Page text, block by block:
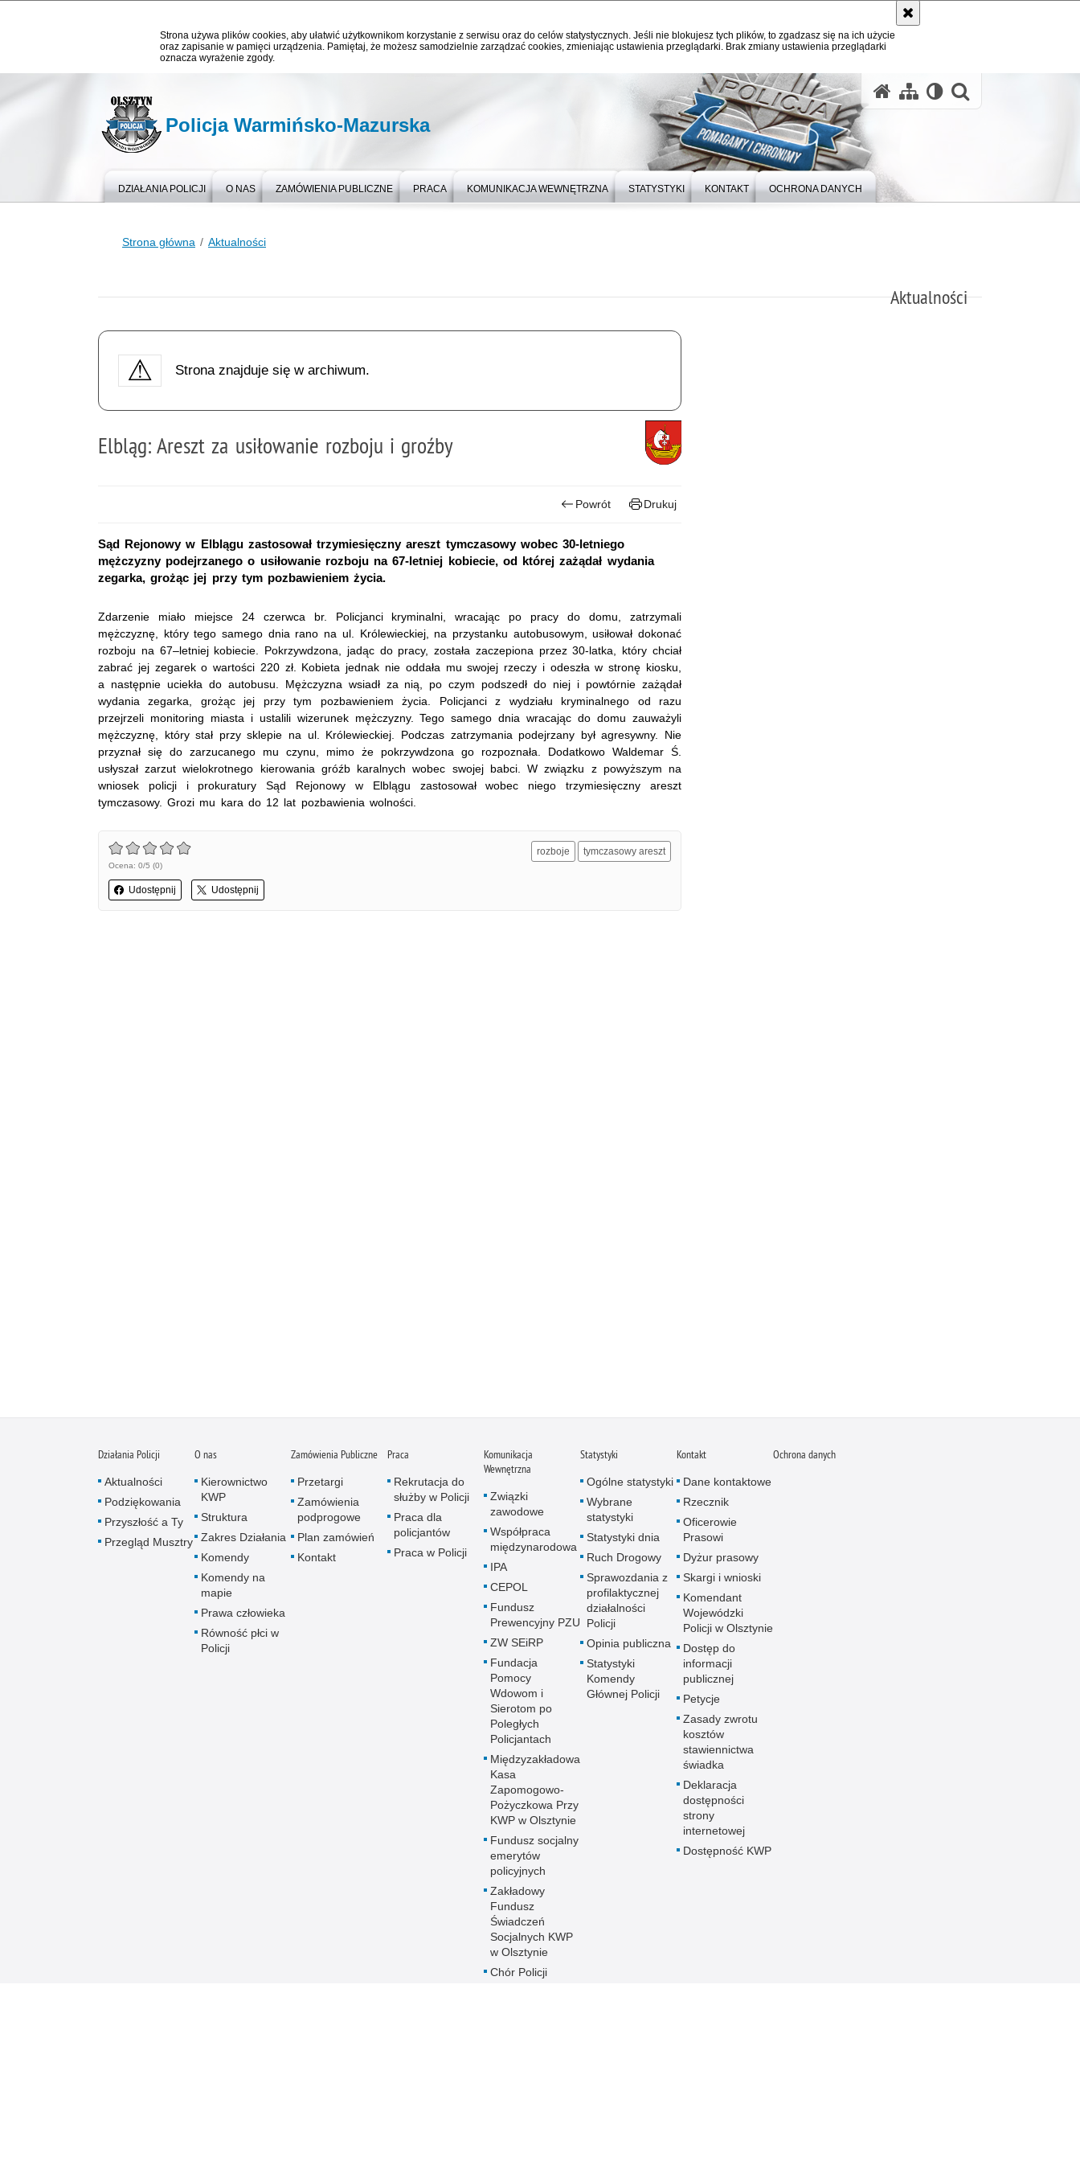
Strona używa plików cookies, aby ułatwić użytkownikom korzystanie z serwisu oraz do celów statystycznych. Jeśli nie blokujesz tych plików, to zgadzasz się na ich użycie
oraz zapisanie w pamięci urządzenia. Pamiętaj, że możesz samodzielnie zarządzać cookies, zmieniając ustawienia przeglądarki. Brak zmiany ustawienia przeglądarki
oznacza wyrażenie zgody.
Policja Warmińsko-Mazurska
DZIAŁANIA POLICJI O NAS ZAMÓWIENIA PUBLICZNE PRACA KOMUNIKACJA WEWNĘTRZNA STATYSTYKI KONTAKT OCHRONA DANYCH
Strona główna Aktualności
Aktualności
Strona znajduje się w archiwum.
Elbląg: Areszt za usiłowanie rozboju i groźby
Powrót Drukuj
Sąd Rejonowy w Elblągu zastosował trzymiesięczny areszt tymczasowy wobec 30-letniego
mężczyzny podejrzanego o usiłowanie rozboju na 67-letniej kobiecie, od której zażądał wydania
zegarka, grożąc jej przy tym pozbawieniem życia.
Zdarzenie miało miejsce 24 czerwca br. Policjanci kryminalni, wracając po pracy do domu, zatrzymali
mężczyznę, który tego samego dnia rano na ul. Królewieckiej, na przystanku autobusowym, usiłował dokonać
rozboju na 67–letniej kobiecie. Pokrzywdzona, jadąc do pracy, została zaczepiona przez 30-latka, który chciał
zabrać jej zegarek o wartości 220 zł. Kobieta jednak nie oddała mu swojej rzeczy i odeszła w stronę kiosku,
a następnie uciekła do autobusu. Mężczyzna wsiadł za nią, po czym podszedł do niej i powtórnie zażądał
wydania zegarka, grożąc jej przy tym pozbawieniem życia. Policjanci z wydziału kryminalnego od razu
przejrzeli monitoring miasta i ustalili wizerunek mężczyzny. Tego samego dnia wracając do domu zauważyli
mężczyznę, który stał przy sklepie na ul. Królewieckiej. Podczas zatrzymania podejrzany był agresywny. Nie
przyznał się do zarzucanego mu czynu, mimo że pokrzywdzona go rozpoznała. Dodatkowo Waldemar Ś.
usłyszał zarzut wielokrotnego kierowania gróźb karalnych wobec swojej babci. W związku z powyższym na
wniosek policji i prokuratury Sąd Rejonowy w Elblągu zastosował wobec niego trzymiesięczny areszt
tymczasowy. Grozi mu kara do 12 lat pozbawienia wolności.
Ocena: 0/5 (0)
Udostępnij Udostępnij
rozboje tymczasowy areszt
Działania Policji
Aktualności
Podziękowania
Przyszłość a Ty
Przegląd Musztry
O nas
Kierownictwo
KWP
Struktura
Zakres Działania
Komendy
Komendy na
mapie
Prawa człowieka
Równość płci w
Policji
Zamówienia Publiczne
Przetargi
Zamówienia
podprogowe
Plan zamówień
Kontakt
Praca
Rekrutacja do
służby w Policji
Praca dla
policjantów
Praca w Policji
Komunikacja
Wewnętrzna
Związki
zawodowe
Współpraca
międzynarodowa
IPA
CEPOL
Fundusz
Prewencyjny PZU
ZW SEiRP
Fundacja
Pomocy
Wdowom i
Sierotom po
Poległych
Policjantach
Międzyzakładowa
Kasa
Zapomogowo-
Pożyczkowa Przy
KWP w Olsztynie
Fundusz socjalny
emerytów
policyjnych
Zakładowy
Fundusz
Świadczeń
Socjalnych KWP
w Olsztynie
Chór Policji
Statystyki
Ogólne statystyki
Wybrane
statystyki
Statystyki dnia
Ruch Drogowy
Sprawozdania z
profilaktycznej
działalności
Policji
Opinia publiczna
Statystyki
Komendy
Głównej Policji
Kontakt
Dane kontaktowe
Rzecznik
Oficerowie
Prasowi
Dyżur prasowy
Skargi i wnioski
Komendant
Wojewódzki
Policji w Olsztynie
Dostęp do
informacji
publicznej
Petycje
Zasady zwrotu
kosztów
stawiennictwa
świadka
Deklaracja
dostępności
strony
internetowej
Dostępność KWP
Ochrona danych